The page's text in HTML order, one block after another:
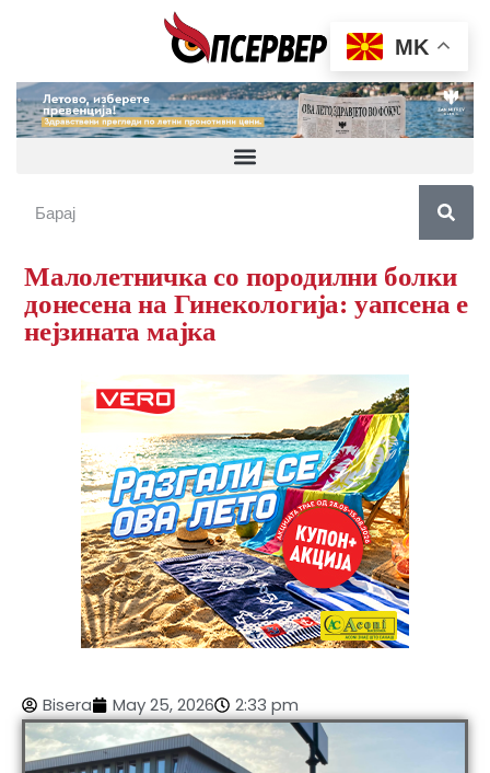
Малолетничка со породилни болки
донесена на Гинекологија: уапсена е
нејзината мајка
Bisera May 25, 2026 2:33 pm
MK